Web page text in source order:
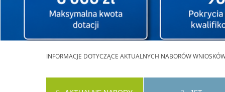
INFORMACJE DOTYCZĄCE AKTUALNYCH NABORÓW